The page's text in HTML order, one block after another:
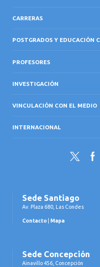
CARRERAS
POSTGRADOS Y EDUCACIÓN
PROFESORES
INVESTIGACIÓN
VINCULACIÓN CON EL MEDIO
INTERNACIONAL
Twitter
Sede Santiago
Av. Plaza 680, Las Condes
Contacto Mapa
Sede Concepción
Ainavillo 456, Concepción